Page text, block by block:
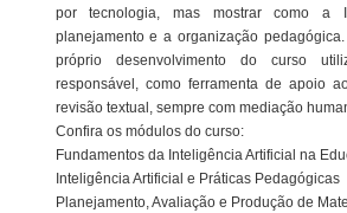
por tecnologia, mas mostrar como a
planejamento e a organização
próprio desenvolvimento do curso
responsável, como ferramenta de apoio
revisão textual, sempre com mediação
Confira os módulos do curso:
Fundamentos da Inteligência Artificial na
Inteligência Artificial e Práticas Pedagógicas
Planejamento, Avaliação e Produção de